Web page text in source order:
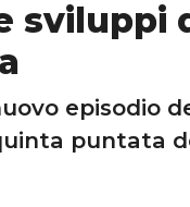
sviluppi
episodio
puntata